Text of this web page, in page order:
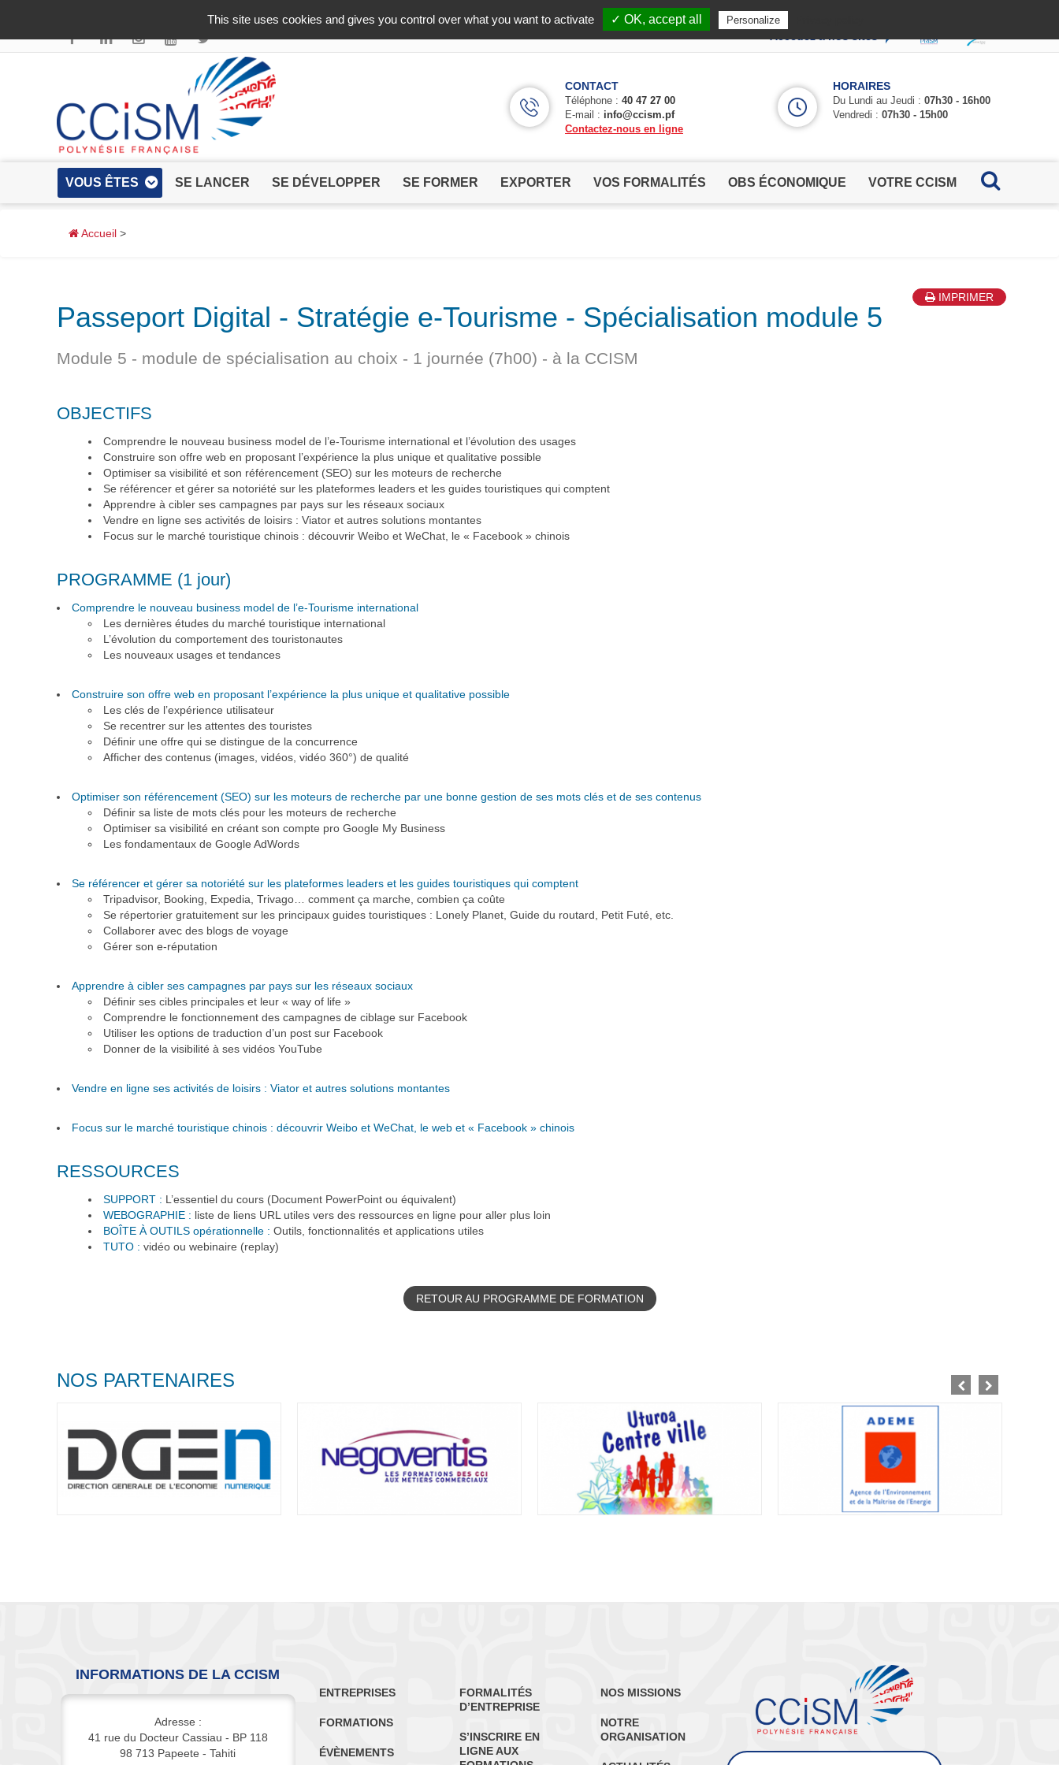
✓ Allow
CONTACT
Téléphone : 40 47 27 00
E-mail : info@ccism.pf
Contactez-nous en ligne
HORAIRES
Du Lundi au Jeudi : 07h30 - 16h00
Vendredi : 07h30 - 15h00
VOUS ÊTES SE LANCER SE DÉVELOPPER SE FORMER EXPORTER VOS FORMALITÉS OBS ÉCONOMIQUE VOTRE CCISM
Accueil >
IMPRIMER
Passeport Digital - Stratégie e-Tourisme - Spécialisation module 5
Module 5 - module de spécialisation au choix - 1 journée (7h00) - à la CCISM
OBJECTIFS
Comprendre le nouveau business model de l’e-Tourisme international et l’évolution des usages
Construire son offre web en proposant l’expérience la plus unique et qualitative possible
Optimiser sa visibilité et son référencement (SEO) sur les moteurs de recherche
Se référencer et gérer sa notoriété sur les plateformes leaders et les guides touristiques qui comptent
Apprendre à cibler ses campagnes par pays sur les réseaux sociaux
Vendre en ligne ses activités de loisirs : Viator et autres solutions montantes
Focus sur le marché touristique chinois : découvrir Weibo et WeChat, le « Facebook » chinois
PROGRAMME (1 jour)
Comprendre le nouveau business model de l’e-Tourisme international
Les dernières études du marché touristique international
L’évolution du comportement des touristonautes
Les nouveaux usages et tendances
Construire son offre web en proposant l’expérience la plus unique et qualitative possible
Les clés de l’expérience utilisateur
Se recentrer sur les attentes des touristes
Définir une offre qui se distingue de la concurrence
Afficher des contenus (images, vidéos, vidéo 360°) de qualité
Optimiser son référencement (SEO) sur les moteurs de recherche par une bonne gestion de ses mots clés et de ses contenus
Définir sa liste de mots clés pour les moteurs de recherche
Optimiser sa visibilité en créant son compte pro Google My Business
Les fondamentaux de Google AdWords
Se référencer et gérer sa notoriété sur les plateformes leaders et les guides touristiques qui comptent
Tripadvisor, Booking, Expedia, Trivago… comment ça marche, combien ça coûte
Se répertorier gratuitement sur les principaux guides touristiques : Lonely Planet, Guide du routard, Petit Futé, etc.
Collaborer avec des blogs de voyage
Gérer son e-réputation
Apprendre à cibler ses campagnes par pays sur les réseaux sociaux
Définir ses cibles principales et leur « way of life »
Comprendre le fonctionnement des campagnes de ciblage sur Facebook
Utiliser les options de traduction d’un post sur Facebook
Donner de la visibilité à ses vidéos YouTube
Vendre en ligne ses activités de loisirs : Viator et autres solutions montantes
Focus sur le marché touristique chinois : découvrir Weibo et WeChat, le web et « Facebook » chinois
RESSOURCES
SUPPORT : L’essentiel du cours (Document PowerPoint ou équivalent)
WEBOGRAPHIE : liste de liens URL utiles vers des ressources en ligne pour aller plus loin
BOÎTE À OUTILS opérationnelle : Outils, fonctionnalités et applications utiles
TUTO : vidéo ou webinaire (replay)
RETOUR AU PROGRAMME DE FORMATION
NOS PARTENAIRES
INFORMATIONS DE LA CCISM
Adresse :
41 rue du Docteur Cassiau - BP 118
98 713 Papeete - Tahiti
ENTREPRISES
FORMATIONS
ÉVÈNEMENTS
FORMALITÉS
D’ENTREPRISE
S’INSCRIRE EN
LIGNE AUX
NOS MISSIONS
NOTRE
ORGANISATION
This site uses cookies and gives you control over what you want to activate ✓ OK, accept all Personalize